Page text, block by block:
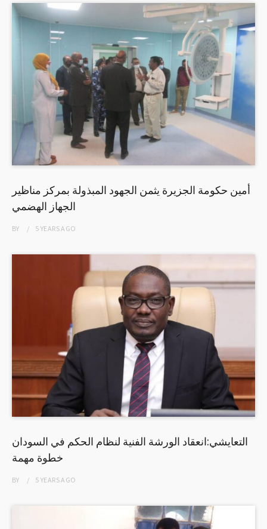
أمين حكومة الجزيرة يثمن الجهود المبذولة بمركز مناظير
الجهاز الهضمي
BY 5 YEARSAGO
التعايشي:انعقاد الورشة الفنية لنظام الحكم في السودان
خطوة مهمة
BY 5 YEARSAGO